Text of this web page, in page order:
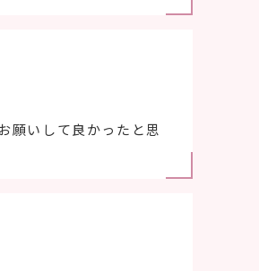
願いして良かったと思